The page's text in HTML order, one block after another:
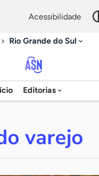
acessibilidade
Rio Grande do Sul
Agência
Sebrae
Notícias
Editorias
varejo